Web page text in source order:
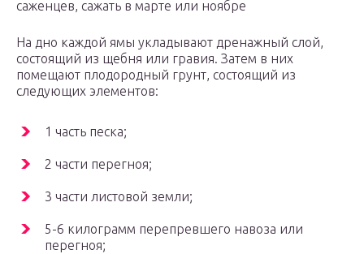
саженцев, сажать в марте или ноябре
На дно каждой ямы укладывают дренажный слой,
состоящий из щебня или гравия. Затем в них
помещают плодородный грунт, состоящий из
следующих элементов:
1 часть песка;
2 части перегноя;
3 части листовой земли;
5-6 килограмм перепревшего навоза или
перегноя;